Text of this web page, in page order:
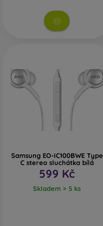
Samsung EO-IC100BWE Type
C stereo sluchátka bílá
599 Kč
Skladem > 5 ks